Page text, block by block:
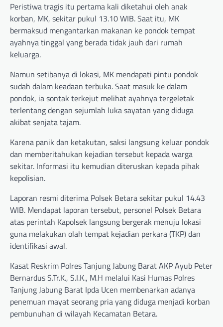
Peristiwa tragis itu pertama kali diketahui oleh anak
korban, MK, sekitar pukul 13.10 WIB. Saat itu, MK
bermaksud mengantarkan makanan ke pondok tempat
ayahnya tinggal yang berada tidak jauh dari rumah
keluarga.
Namun setibanya di lokasi, MK mendapati pintu pondok
sudah dalam keadaan terbuka. Saat masuk ke dalam
pondok, ia sontak terkejut melihat ayahnya tergeletak
terlentang dengan sejumlah luka sayatan yang diduga
akibat senjata tajam.
Karena panik dan ketakutan, saksi langsung keluar pondok
dan memberitahukan kejadian tersebut kepada warga
sekitar. Informasi itu kemudian diteruskan kepada pihak
kepolisian.
Laporan resmi diterima Polsek Betara sekitar pukul 14.43
WIB. Mendapat laporan tersebut, personel Polsek Betara
atas perintah Kapolsek langsung bergerak menuju lokasi
guna melakukan olah tempat kejadian perkara (TKP) dan
identifikasi awal.
Kasat Reskrim Polres Tanjung Jabung Barat AKP Ayub Peter
Bernardus S.Tr.K., S.I.K., M.H melalui Kasi Humas Polres
Tanjung Jabung Barat Ipda Ucen membenarkan adanya
penemuan mayat seorang pria yang diduga menjadi korban
pembunuhan di wilayah Kecamatan Betara.